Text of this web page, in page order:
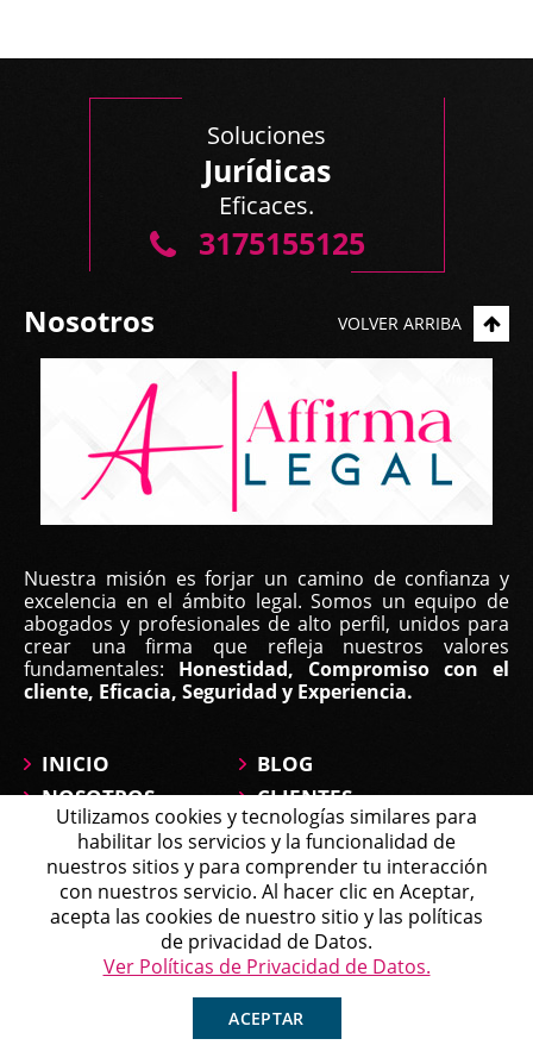
Soluciones
Jurídicas
Eficaces.
3175155125
Nosotros
Nuestra misión es forjar un camino de confianza y
excelencia en el ámbito legal. Somos un equipo de
abogados y profesionales de alto perfil, unidos para
crear una firma que refleja nuestros valores
fundamentales: Honestidad, Compromiso con el
cliente, Eficacia, Seguridad y Experiencia.
VOLVER ARRIBA
INICIO
NOSOTROS
ÁREAS DE
PRÁCTICA
PREGUNTAS
BLOG
CLIENTES
CONTÁCTANOS
MAPA DEL SITIO
Política de Tratamiento de Datos
Copyright © 2026 Affirma Legal • Todos los derechos
reservados.
Michell
Agente en Línea
Chatea ahora
Utilizamos cookies y tecnologías similares para
habilitar los servicios y la funcionalidad de
nuestros sitios y para comprender tu interacción
con nuestros servicio. Al hacer clic en Aceptar,
acepta las cookies de nuestro sitio y las políticas
de privacidad de Datos.
Ver Políticas de Privacidad de Datos.
ACEPTAR